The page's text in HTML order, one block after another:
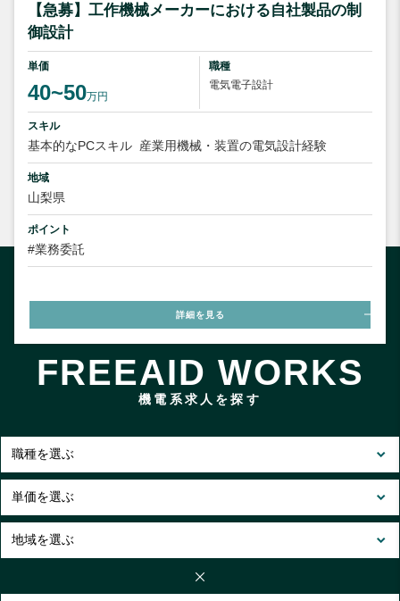
【急募】工作機械メーカーにおける自社製品の制
御設計
単価
40~50万円
職種
電気電子設計
スキル
基本的なPCスキル 産業用機械・装置の電気設計経験
地域
山梨県
ポイント
#業務委託
詳細を見る
FREEAID WORKS
機電系求人を探す